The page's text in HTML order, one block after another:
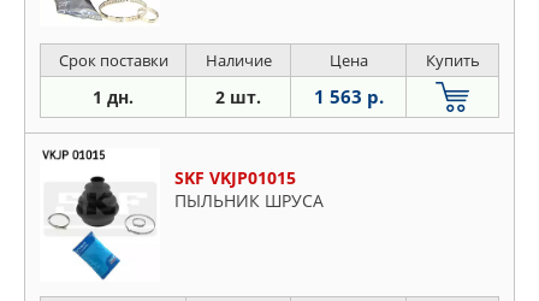
Срок поставки Наличие Цена Купить
1 дн. 2 шт. 1 563 р.
SKF VKJP01015
ПЫЛЬНИК ШРУСА